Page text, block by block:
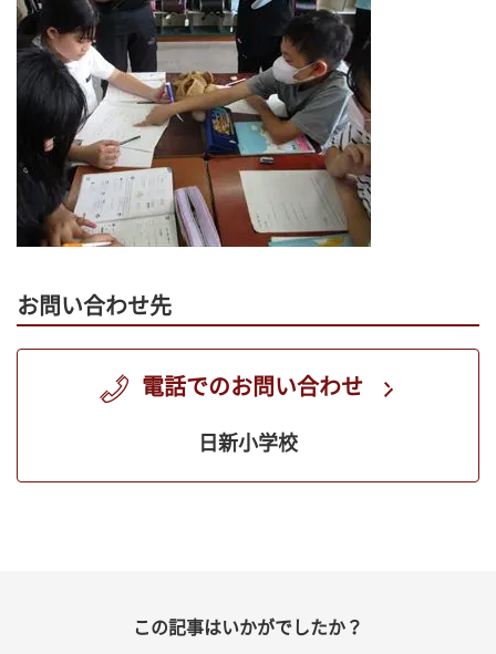
お問い合わせ先
電話でのお問い合わせ
日新小学校
この記事はいかがでしたか？